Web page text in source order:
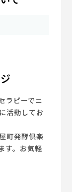
ラピーでニ
活動してお
町発酵倶楽
す。お気軽